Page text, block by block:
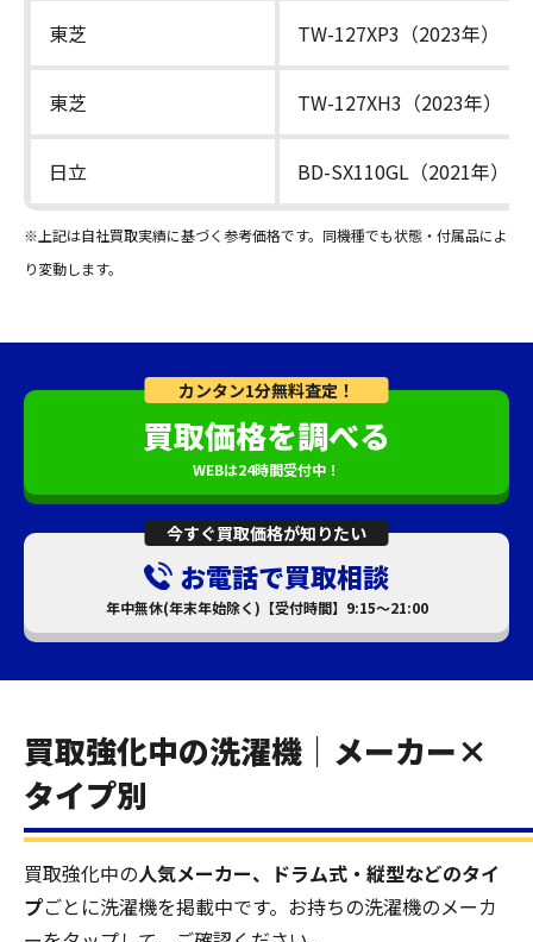
東芝 TW-127XP3（2023年）
東芝 TW-127XH3（2023年）
日立 BD-SX110GL（2021年）
※上記は自社買取実績に基づく参考価格です。同機種でも状態・付属品によ
り変動します。
カンタン1分無料査定！
買取価格を調べる
WEBは24時間受付中！
今すぐ買取価格が知りたい
お電話で買取相談
年中無休(年末年始除く)【受付時間】9:15～21:00
買取強化中の洗濯機｜メーカー×
タイプ別
買取強化中の人気メーカー、ドラム式・縦型などのタイ
プごとに洗濯機を掲載中です。お持ちの洗濯機のメーカ